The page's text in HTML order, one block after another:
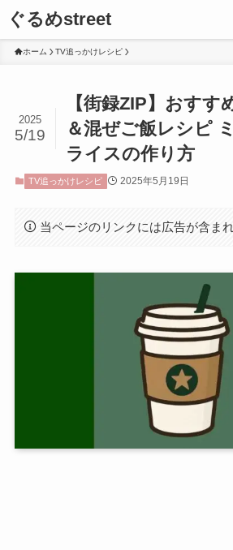
ぐるめstreet
ホーム TV追っかけレシピ
【街録ZIP】おすす
＆混ぜご飯レシピ
ライスの作り方
2025
5/19
TV追っかけレシピ 2025年5月19日
当ページのリンクには広告が含ま